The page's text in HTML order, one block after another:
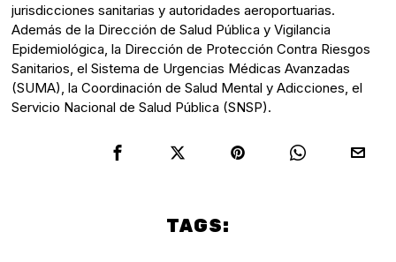
jurisdicciones sanitarias y autoridades aeroportuarias.
Además de la Dirección de Salud Pública y Vigilancia
Epidemiológica, la Dirección de Protección Contra Riesgos
Sanitarios, el Sistema de Urgencias Médicas Avanzadas
(SUMA), la Coordinación de Salud Mental y Adicciones, el
Servicio Nacional de Salud Pública (SNSP).
TAGS: